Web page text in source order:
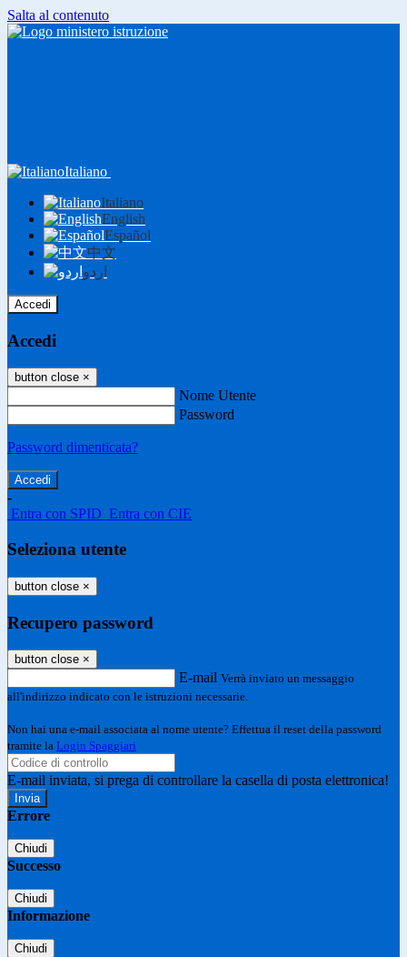
Salta al contenuto
Italiano
Italiano
English
Español
中文
اردو
Accedi
Accedi
button close ×
Nome Utente
Password
Password dimenticata?
-
Entra con SPID Entra con CIE
Seleziona utente
button close ×
Recupero password
button close ×
E-mail Verrà inviato un messaggio
all'indirizzo indicato con le istruzioni necessarie.
Non hai una e-mail associata al nome utente? Effettua il reset della password
tramite la Login Spaggiari
E-mail inviata, si prega di controllare la casella di posta elettronica!
Errore
Chiudi
Successo
Chiudi
Informazione
Chiudi